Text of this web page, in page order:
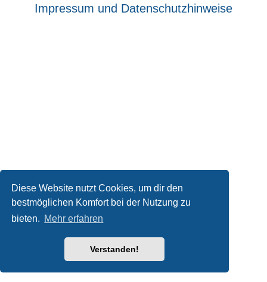
Diese Website nutzt Cookies, um dir den
bestmöglichen Komfort bei der Nutzung zu
bieten. Mehr erfahren
Verstanden!
Impressum und Datenschutzhinweise